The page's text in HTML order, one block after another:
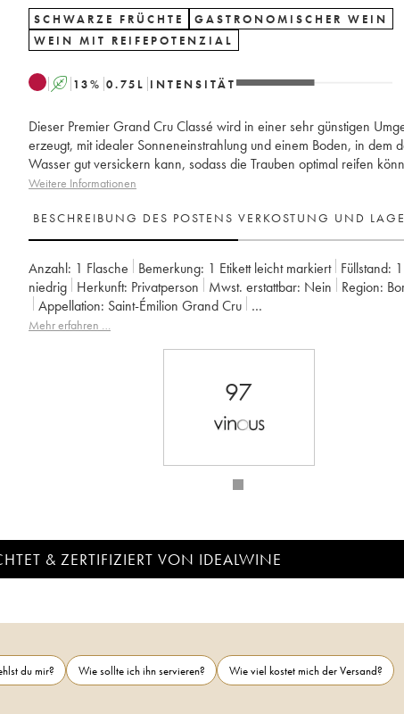
SCHWARZE FRÜCHTE
GASTRONOMISCHER WEIN
WEIN MIT REIFEPOTENZIAL
A 13% 0.75 L INTENSITÄT
Dieser Premier Grand Cru Classé wird in einer sehr günstigen
erzeugt, mit idealer Sonneneinstrahlung und einem Boden, in dem
Wasser gut versickern kann, sodass die Trauben optimal reifen
Weitere Informationen
BESCHREIBUNG DES POSTENS VERKOSTUNG UND
Anzahl: 1 Flasche Bemerkung: 1 Etikett leicht markiert Füllstand: 1
niedrig
Herkunft: privatperson Mwst. erstattbar: nein Region:
Appellation:
Saint-Émilion Grand Cru
Klassifizierung:
Mehr erfahren …
97
& ZERTIFIZIERT VON IDEALWINE
du mir? Wie sollte ich ihn servieren?
Wie viel kostet mich der Versand?